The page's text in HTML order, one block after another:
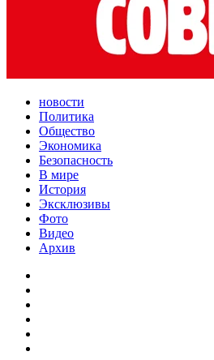
новости
Политика
Общество
Экономика
Безопасность
В мире
История
Эксклюзивы
Фото
Видео
Архив